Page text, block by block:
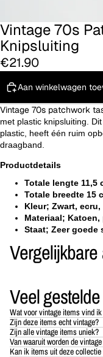
Vintage 70s
Knipsluiting
€21.90
Aan winkelwagen
Vintage 70s patchwork
met plastic knipsluiting.
plastic, heeft één ruim
draagband.
Productdetails
Totale lengte 11,5
Totale breedte 15
Kleur; Zwart,
Materiaal;
Staat; Zeer goede
Veel
Wat voor vintage items vind
Zijn deze items echt vintage?
Zijn alle vintage items uniek?
Van waaruit worden de
Kan ik items uit deze collectie